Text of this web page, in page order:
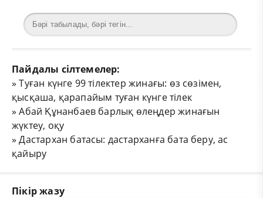
Пайдалы сілтемелер:
»Туған күнге 99 тілектер жинағы: өз сөзімен,
қысқаша, қарапайым туған күнге тілек
»Абай Құнанбаев барлық өлеңдер жинағын
жүктеу, оқу
»Дастархан батасы: дастарханға бата беру, ас
қайыру
Пікір жазу